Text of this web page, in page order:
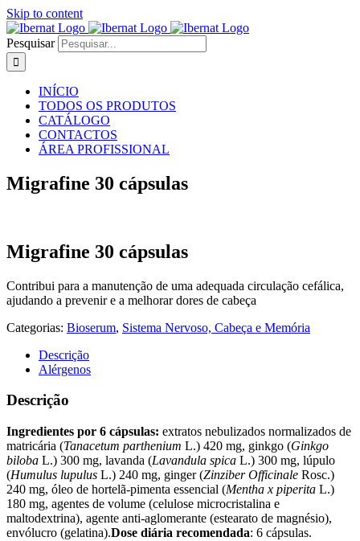
Skip to content
Pesquisar
INÍCIO
TODOS OS PRODUTOS
CATÁLOGO
CONTACTOS
ÁREA PROFISSIONAL
Migrafine 30 cápsulas
Migrafine 30 cápsulas
Contribui para a manutenção de uma adequada circulação cefálica,
ajudando a prevenir e a melhorar dores de cabeça
Categorias: Bioserum, Sistema Nervoso, Cabeça e Memória
Descrição
Alérgenos
Descrição
Ingredientes por 6 cápsulas: extratos nebulizados normalizados de
matricária (Tanacetum parthenium L.) 420 mg, ginkgo (Ginkgo
biloba L.) 300 mg, lavanda (Lavandula spica L.) 300 mg, lúpulo
(Humulus lupulus L.) 240 mg, ginger (Zinziber Officinale Rosc.)
240 mg, óleo de hortelã-pimenta essencial (Mentha x piperita L.)
180 mg, agentes de volume (celulose microcristalina e
maltodextrina), agente anti-aglomerante (estearato de magnésio),
envólucro (gelatina).Dose diária recomendada: 6 cápsulas.